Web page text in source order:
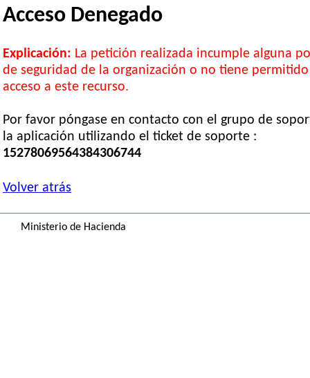
Acceso Denegado
Explicación: La petición realizada incumple alguna
de seguridad de la organización o no tiene
acceso a este recurso.
Por favor póngase en contacto con el grupo de
la aplicación utilizando el ticket de soporte :
15278069564384306744
Volver atrás
Ministerio de Hacienda